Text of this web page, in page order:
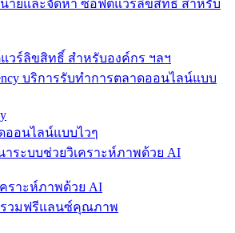
วร์ลิขสิทธิ์ สำหรับองค์กร ฯลฯ
ออนไลน์แบบไวๆ
ราะห์ภาพด้วย AI